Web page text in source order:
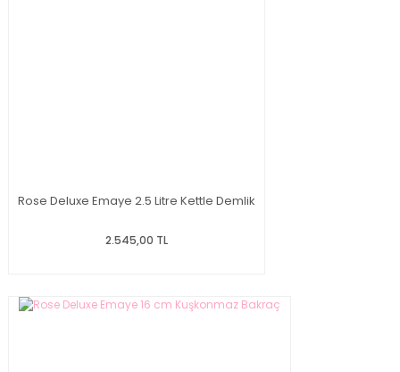
Rose Deluxe Emaye 2.5 Litre Kettle Demlik
2.545,00 TL